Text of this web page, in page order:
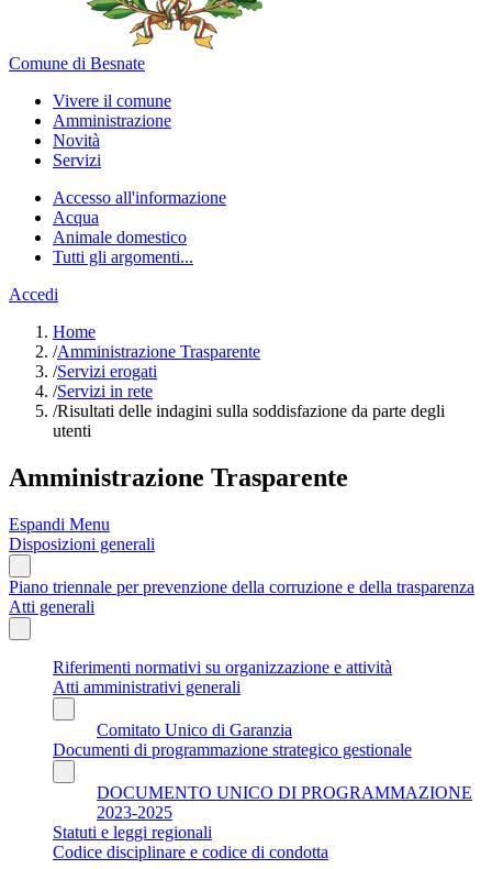
Comune di Besnate
Vivere il comune
Amministrazione
Novità
Servizi
Accesso all'informazione
Acqua
Animale domestico
Tutti gli argomenti...
Accedi
Home
/Amministrazione Trasparente
/Servizi erogati
/Servizi in rete
/Risultati delle indagini sulla soddisfazione da parte degli
utenti
Amministrazione Trasparente
Espandi Menu
Disposizioni generali
Piano triennale per prevenzione della corruzione e della trasparenza
Atti generali
Riferimenti normativi su organizzazione e attività
Atti amministrativi generali
Comitato Unico di Garanzia
Documenti di programmazione strategico gestionale
DOCUMENTO UNICO DI PROGRAMMAZIONE
2023-2025
Statuti e leggi regionali
Codice disciplinare e codice di condotta